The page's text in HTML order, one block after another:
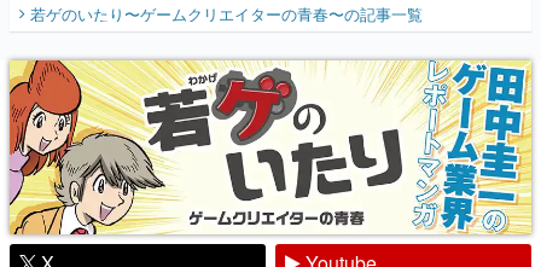
『少年ジャンプ』色だった【若ゲのいた
り】
若ゲのいたり〜ゲームクリエイターの青春〜の記事一覧